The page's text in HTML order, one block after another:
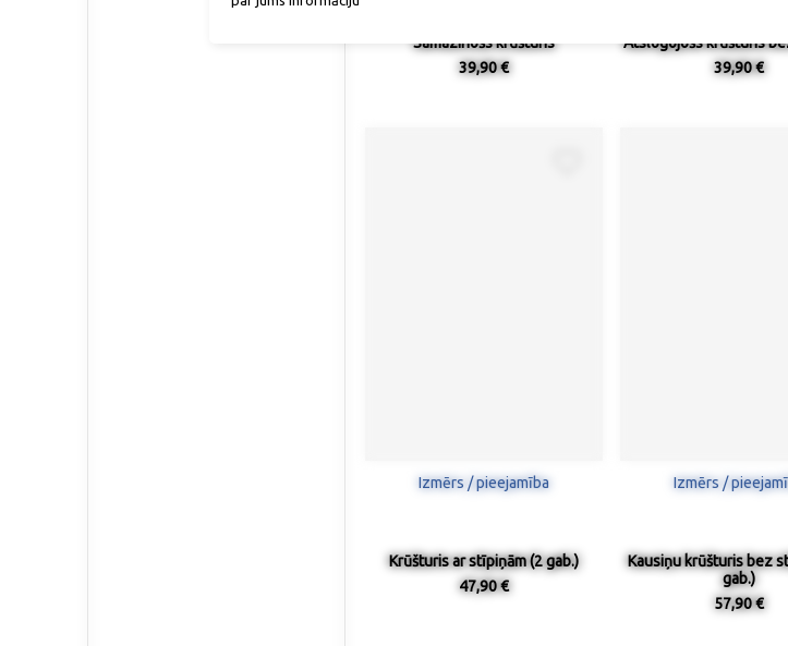
Samazinošs krūšturis
39,90 €
Atslogojošs krūšturis
39,90 €
Izmērs / pieejamība
Krūšturis ar stīpiņām (2 gab.)
47,90 €
Izmērs /
Kausiņu krūšturis bez
gab.)
57,90 €